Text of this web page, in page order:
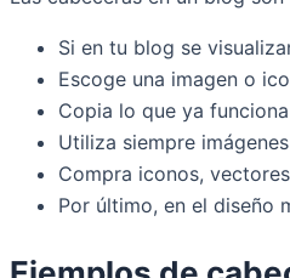
Si en tu blog se
Escoge una imagen o
Copia lo que ya funciona
Utiliza siempre
Compra iconos,
Por último, en el diseño